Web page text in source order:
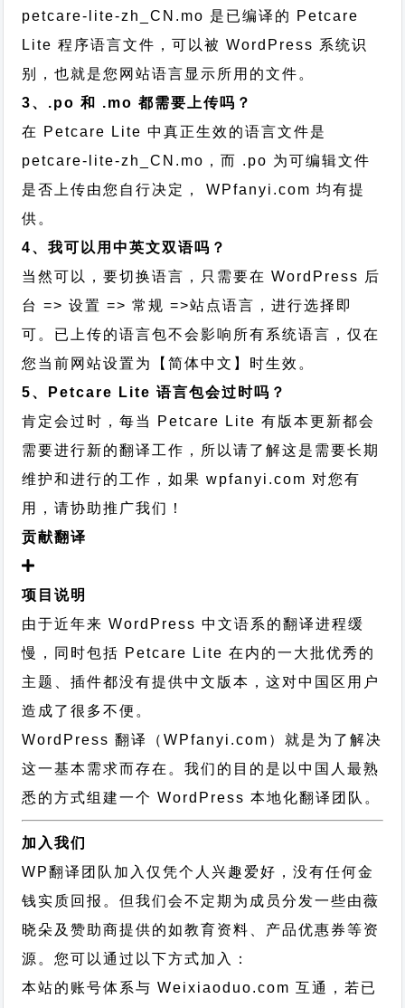
petcare-lite-zh_CN.mo 是已编译的 Petcare
Lite 程序语言文件，可以被 WordPress 系统识
别，也就是您网站语言显示所用的文件。
3、.po 和 .mo 都需要上传吗？
在 Petcare Lite 中真正生效的语言文件是
petcare-lite-zh_CN.mo，而 .po 为可编辑文件
是否上传由您自行决定， WPfanyi.com 均有提
供。
4、我可以用中英文双语吗？
当然可以，要切换语言，只需要在 WordPress 后
台 => 设置 => 常规 =>站点语言，进行选择即
可。已上传的语言包不会影响所有系统语言，仅在
您当前网站设置为【简体中文】时生效。
5、Petcare Lite 语言包会过时吗？
肯定会过时，每当 Petcare Lite 有版本更新都会
需要进行新的翻译工作，所以请了解这是需要长期
维护和进行的工作，如果 wpfanyi.com 对您有
用，请协助推广我们！
贡献翻译
项目说明
由于近年来 WordPress 中文语系的翻译进程缓
慢，同时包括 Petcare Lite 在内的一大批优秀的
主题、插件都没有提供中文版本，这对中国区用户
造成了很多不便。
WordPress 翻译（WPfanyi.com） 就是为了解决
这一基本需求而存在。我们的目的是以中国人最熟
悉的方式组建一个 WordPress 本地化翻译团队。
加入我们
WP翻译团队加入仅凭个人兴趣爱好，没有任何金
钱实质回报。但我们会不定期为成员分发一些由薇
晓朵及赞助商提供的如教育资料、产品优惠券等资
源。您可以通过以下方式加入：
本站的账号体系与Weixiaoduo.com 互通，若已